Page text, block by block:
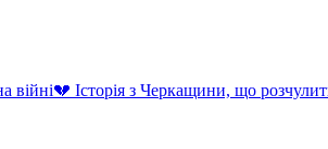
війні💔 Історія з Черкащини, що